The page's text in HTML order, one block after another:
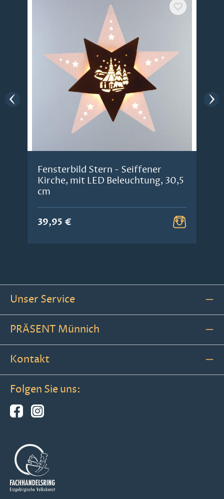
Fensterbild Stern - Seiffener
Kirche, mit LED Beleuchtung, 30,5
cm
39,95 €
Unser Service
PRÄSENT Münnich
Kontakt
Folgen Sie uns: